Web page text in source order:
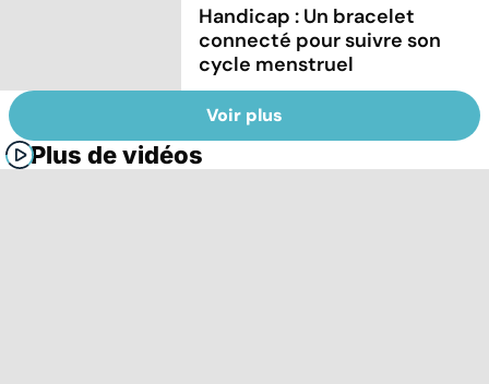
Handicap : Un bracelet
connecté pour suivre son
cycle menstruel
Voir plus
Plus de vidéos